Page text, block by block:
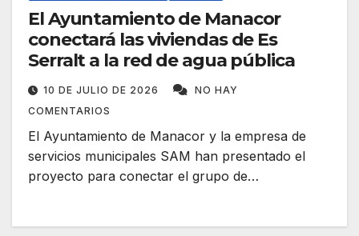
El Ayuntamiento de Manacor
conectará las viviendas de Es
Serralt a la red de agua pública
10 DE JULIO DE 2026
NO HAY
COMENTARIOS
El Ayuntamiento de Manacor y la empresa de
servicios municipales SAM han presentado el
proyecto para conectar el grupo de…